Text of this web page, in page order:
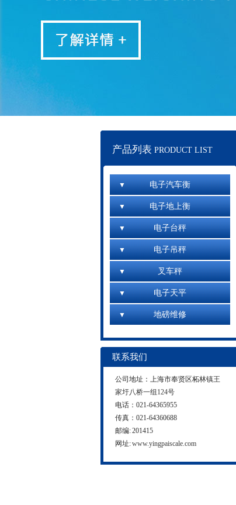
产品列表 PRODUCT LIST
电子汽车衡
电子地上衡
电子台秤
电子吊秤
叉车秤
电子天平
地磅维修
联系我们
公司地址：上海市奉贤区柘林镇王
家圩八桥一组124号
电话：021-64365955
传真：021-64360688
邮编: 201415
网址:www.yingpaiscale.com